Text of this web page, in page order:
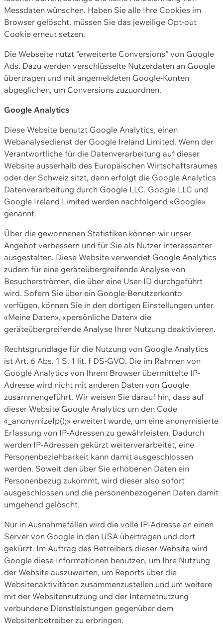
Messdaten wünschen. Haben Sie alle Ihre Cookies im
Browser gelöscht, müssen Sie das jeweilige Opt-out
Cookie erneut setzen.
Die Webseite nutzt "erweiterte Conversions" von Google
Ads. Dazu werden verschlüsselte Nutzerdaten an Google
übertragen und mit angemeldeten Google-Konten
abgeglichen, um Conversions zuzuordnen.
Google Analytics
Diese Website benutzt Google Analytics, einen
Webanalysedienst der Google Ireland Limited. Wenn der
Verantwortliche für die Datenverarbeitung auf dieser
Website ausserhalb des Europäischen Wirtschaftsraumes
oder der Schweiz sitzt, dann erfolgt die Google Analytics
Datenverarbeitung durch Google LLC. Google LLC und
Google Ireland Limited werden nachfolgend «Google»
genannt.
Über die gewonnenen Statistiken können wir unser
Angebot verbessern und für Sie als Nutzer interessanter
ausgestalten. Diese Website verwendet Google Analytics
zudem für eine geräteübergreifende Analyse von
Besucherströmen, die über eine User-ID durchgeführt
wird. Sofern Sie über ein Google-Benutzerkonto
verfügen, können Sie in den dortigen Einstellungen unter
«Meine Daten», «persönliche Daten» die
geräteübergreifende Analyse Ihrer Nutzung deaktivieren.
Rechtsgrundlage für die Nutzung von Google Analytics
ist Art. 6 Abs. 1 S. 1 lit. f DS-GVO. Die im Rahmen von
Google Analytics von Ihrem Browser übermittelte IP-
Adresse wird nicht mit anderen Daten von Google
zusammengeführt. Wir weisen Sie darauf hin, dass auf
dieser Website Google Analytics um den Code
«_anonymizeIp();» erweitert wurde, um eine anonymisierte
Erfassung von IP-Adressen zu gewährleisten. Dadurch
werden IP-Adressen gekürzt weiterverarbeitet, eine
Personenbeziehbarkeit kann damit ausgeschlossen
werden. Soweit den über Sie erhobenen Daten ein
Personenbezug zukommt, wird dieser also sofort
ausgeschlossen und die personenbezogenen Daten damit
umgehend gelöscht.
Nur in Ausnahmefällen wird die volle IP-Adresse an einen
Server von Google in den USA übertragen und dort
gekürzt. Im Auftrag des Betreibers dieser Website wird
Google diese Informationen benutzen, um Ihre Nutzung
der Website auszuwerten, um Reports über die
Websitenaktivitäten zusammenzustellen und um weitere
mit der Websitennutzung und der Internetnutzung
verbundene Dienstleistungen gegenüber dem
Websitenbetreiber zu erbringen.